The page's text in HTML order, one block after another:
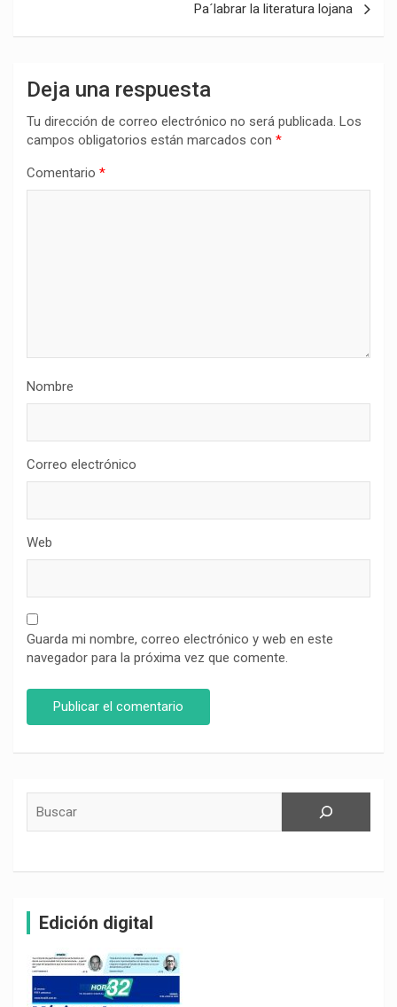
Pa´labrar la literatura lojana
Deja una respuesta
Tu dirección de correo electrónico no será publicada. Los
campos obligatorios están marcados con *
Comentario *
Nombre
Correo electrónico
Web
Guarda mi nombre, correo electrónico y web en este
navegador para la próxima vez que comente.
Edición digital